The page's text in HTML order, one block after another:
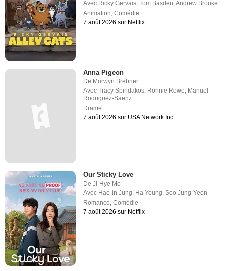
Avec Ricky Gervais ,Tom Basden ,Andrew Brooke
Animation ,Comédie
7 août 2026 sur Netflix
Anna Pigeon
De Morwyn Brebner
AvecTracy Spiridakos, Ronnie Rowe, Manuel
Rodriguez-Saenz
Drame
7 août 2026 sur USA Network Inc.
Our Sticky Love
DeJi-Hye Mo
Avec Hae-in Jung, Ha Young,Seo Jung-Yeon
Romance,Comédie
7 août 2026 sur Netflix